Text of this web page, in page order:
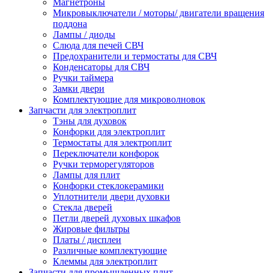
Магнетроны
Микровыключатели / моторы/ двигатели вращения
поддона
Лампы / диоды
Слюда для печей СВЧ
Предохранители и термостаты для СВЧ
Конденсаторы для СВЧ
Ручки таймера
Замки двери
Комплектующие для микроволновок
Запчасти для электроплит
Тэны для духовок
Конфорки для электроплит
Термостаты для электроплит
Переключатели конфорок
Ручки терморегуляторов
Лампы для плит
Конфорки стеклокерамики
Уплотнители двери духовки
Стекла дверей
Петли дверей духовых шкафов
Жировые фильтры
Платы / дисплеи
Различные комплектующие
Клеммы для электроплит